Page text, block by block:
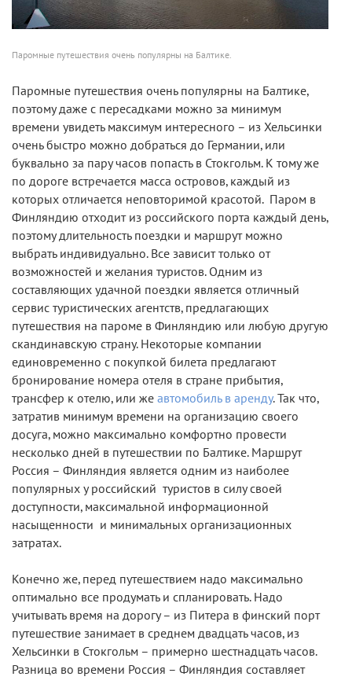
Паромные путешествия очень популярны на Балтике.
Паромные путешествия очень популярны на Балтике,
поэтому даже с пересадками можно за минимум
времени увидеть максимум интересного – из Хельсинки
очень быстро можно добраться до Германии, или
буквально за пару часов попасть в Стокгольм. К тому же
по дороге встречается масса островов, каждый из
которых отличается неповторимой красотой. Паром в
Финляндию отходит из российского порта каждый день,
поэтому длительность поездки и маршрут можно
выбрать индивидуально. Все зависит только от
возможностей и желания туристов. Одним из
составляющих удачной поездки является отличный
сервис туристических агентств, предлагающих
путешествия на пароме в Финляндию или любую другую
скандинавскую страну. Некоторые компании
единовременно с покупкой билета предлагают
бронирование номера отеля в стране прибытия,
трансфер к отелю, или же автомобиль в аренду. Так что,
затратив минимум времени на организацию своего
досуга, можно максимально комфортно провести
несколько дней в путешествии по Балтике. Маршрут
Россия – Финляндия является одним из наиболее
популярных у российский туристов в силу своей
доступности, максимальной информационной
насыщенности и минимальных организационных
затратах.
Конечно же, перед путешествием надо максимально
оптимально все продумать и спланировать. Надо
учитывать время на дорогу – из Питера в финский порт
путешествие занимает в среднем двадцать часов, из
Хельсинки в Стокгольм – примерно шестнадцать часов.
Разница во времени Россия – Финляндия составляет